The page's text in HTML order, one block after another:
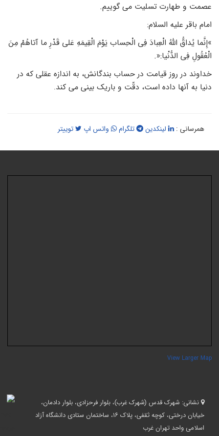
و طهارت تسلیت می گوییم.
باقر علیه السلام:
إِنَّما یُداقُّ اللّهُ الْعِبادَ فِى الْحِساب یَوْمَ الْقِیمَهِ عَلى قَدْرِ ما آتاهُمْ مِنَ
فِى الدُّنْیا.»:
در روز قیامت در حساب بندگانش، به اندازه عقلى که در
به آنها داده است، دقّت و باریک بینى مى کند.
همرسانی : لینکدین تلگرام واتس اپ توییتر
View Larger
نشانی:شهرک قدس (شهرک غرب)، بلوار فرحزادی، بلوار دادمان،
خیابان درختی، کوچه ثقفی، پلاک ۱۶، ساختمان ستادی دانشگاه آزاد
اسلامی واحد تهران غرب